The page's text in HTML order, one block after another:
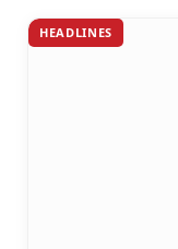
HEADLINES